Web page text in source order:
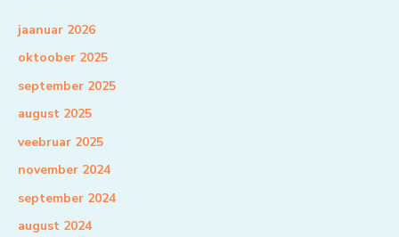
jaanuar 2026
oktoober 2025
september 2025
august 2025
veebruar 2025
november 2024
september 2024
august 2024